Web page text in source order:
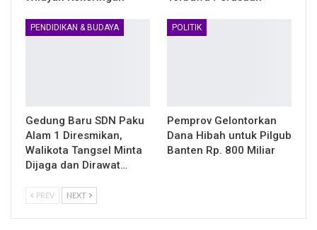
PENDIDIKAN & BUDAYA
Gedung Baru SDN Paku
Alam 1 Diresmikan,
Walikota Tangsel Minta
Dijaga dan Dirawat…
POLITIK
Pemprov Gelontorkan
Dana Hibah untuk Pilgub
Banten Rp. 800 Miliar
PREV NEXT